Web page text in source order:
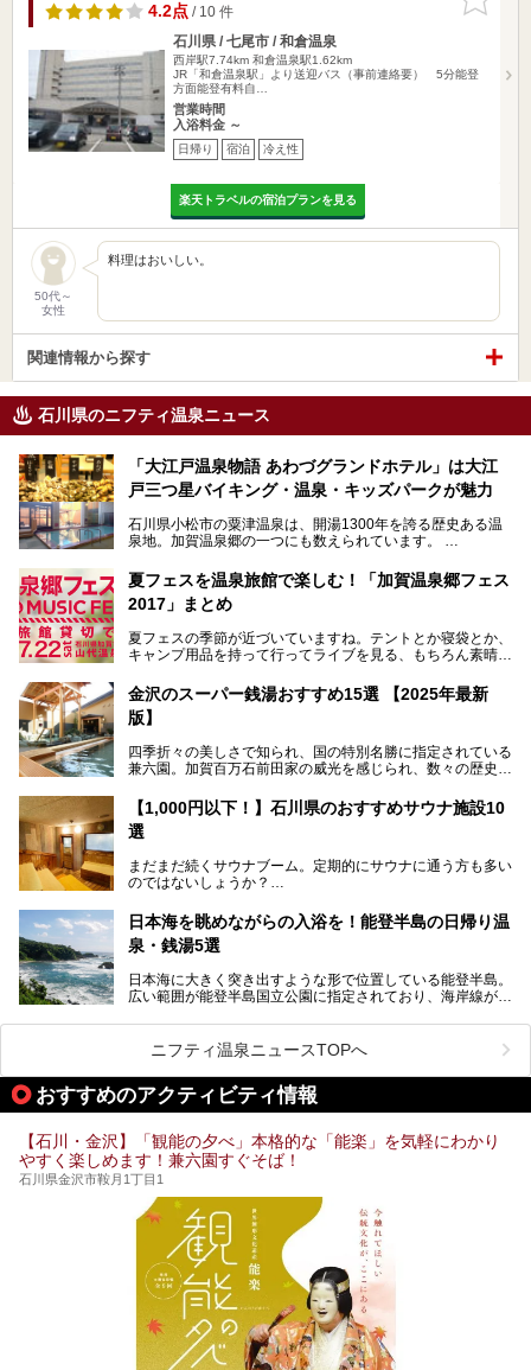
りに追加
4.2点/ 10 件
石川県 / 七尾市 / 和倉温泉
西岸駅7.74km 和倉温泉駅1.62km
JR「和倉温泉駅」より送迎バス（事前連絡要） 5分能登
方面能登有料自…
営業時間
入浴料金 ～
日帰り 宿泊 冷え性
楽天トラベルの宿泊プランを見る
50代～
女性
料理はおいしい。
関連情報から探す
石川県のニフティ温泉ニュース
「大江戸温泉物語 あわづグランドホテル」は大江
戸三つ星バイキング・温泉・キッズパークが魅力
石川県小松市の粟津温泉は、開湯1300年を誇る歴史ある温
泉地。加賀温泉郷の一つにも数えられています。
その粟津温泉に建つ「大江戸温泉物語 あわづグランドホテ
ル」（以下、あわづグランドホテル）は客室数97室のホテ
ルで、昨年2024年12月に露天風呂を新設。充実したキッズ
2025年7月からは「大江戸三つ星バイキング」がスタート！
───
提供元：大江戸温泉物語ホテルズ＆リゾーツ株式会社【P
この記事は大江戸温泉物語 あわづグランドホテルのPR記事
です。
夏フェスを温泉旅館で楽しむ！「加賀温泉郷フェス
2017」まとめ
夏フェスの季節が近づいていますね。テントとか寝袋とか、
キャンプ用品を持って行ってライブを見る、もちろん素晴ら
いやでもね、暑いし汗や砂埃でドロドロになるしうるさくて
夜は寝られないし、若い時はそういうのが良かったんですけ
今、もうちょっと気楽なフェスはないかな、と探してたらあ
りましたよ！
「加賀温泉郷フェス 2017」が石川県・山代温泉の瑠璃光を
全館貸し切って開催！
れちゃう！なんということでしょう！！
金沢のスーパー銭湯おすすめ15選 【2025年最新
版】
四季折々の美しさで知られ、国の特別名勝に指定されている
兼六園。加賀百万石前田家の威光を感じられ、数々の歴史的
ア。国内でも特に人気の観光地の1つです。北陸新幹線で東
京から約2時間30分と、首都圏からアクセスしやすい立地も
魅力ですね。
り、観光に加えて温泉もぜひ楽しみたいところ。金沢エリア
でおすすめのスーパー銭湯をご紹介します。
【1,000円以下！】石川県のおすすめサウナ施設10
選
まだまだ続くサウナブーム。定期的にサウナに通う方も多い
のではないしょうか？
今回はそんなサウナによく行く人もこれから楽しむ人も格安
で楽しめるサウナを紹介します。
など、種類豊富ですよ。
日本海を眺めながらの入浴を！能登半島の日帰り温
泉・銭湯5選
日本海に大きく突き出すような形で位置している能登半島。
広い範囲が能登半島国立公園に指定されており、海岸線が作
車で行くのがオススメですが、ドライブの際にぜひ一緒に楽
しんでいただきたいのが温泉です。絶景を眺めながらつかる
温泉は最高ですよ！ 今回はそんな能登の温泉を5つご紹介
します。
ニフティ温泉ニュースTOPへ
おすすめのアクティビティ情報
【石川・金沢】「観能の夕べ」本格的な「能楽」を気軽にわかり
やすく楽しめます！兼六園すぐそば！
石川県金沢市鞍月1丁目1